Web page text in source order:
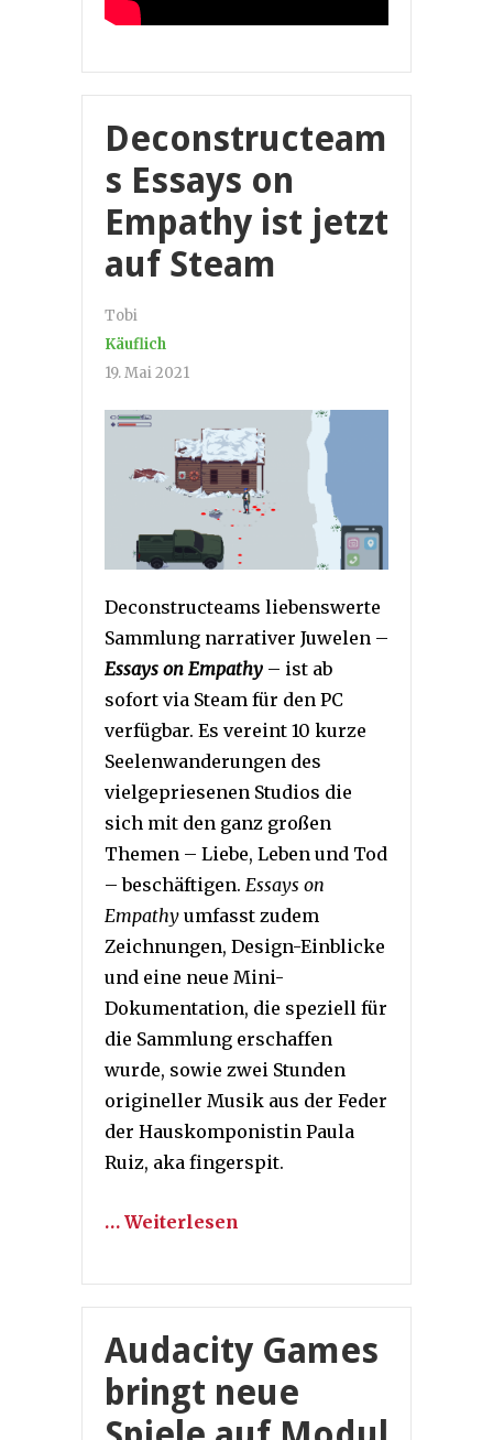
Deconstructeam
s Essays on
Empathy ist jetzt
auf Steam
Tobi
Käuflich
19. Mai 2021
Deconstructeams liebenswerte
Sammlung narrativer Juwelen –
Essays on Empathy – ist ab
sofort via Steam für den PC
verfügbar. Es vereint 10 kurze
Seelenwanderungen des
vielgepriesenen Studios die
sich mit den ganz großen
Themen – Liebe, Leben und Tod
– beschäftigen. Essays on
Empathy umfasst zudem
Zeichnungen, Design-Einblicke
und eine neue Mini-
Dokumentation, die speziell für
die Sammlung erschaffen
wurde, sowie zwei Stunden
origineller Musik aus der Feder
der Hauskomponistin Paula
Ruiz, aka fingerspit.
… Weiterlesen
Audacity Games
bringt neue